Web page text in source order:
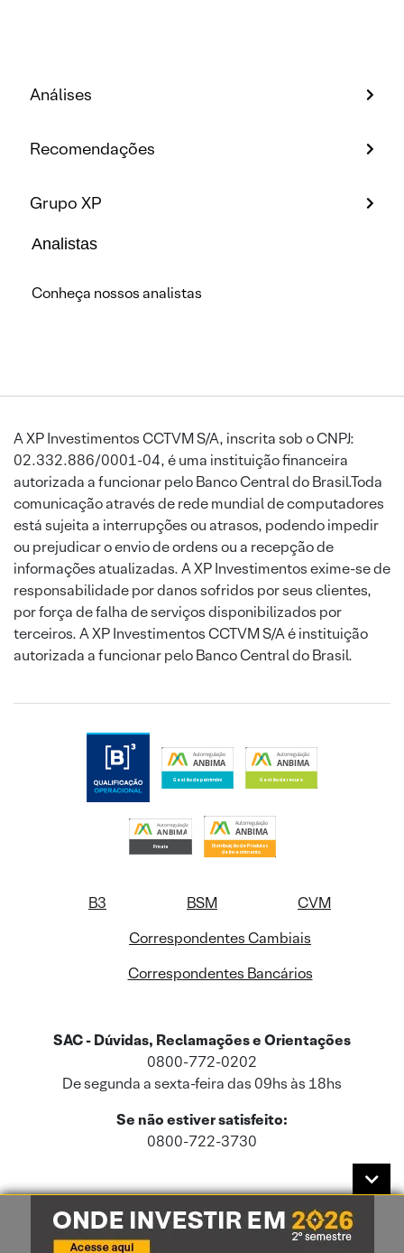
Análises
Recomendações
Grupo XP
Analistas
Conheça nossos analistas
A XP Investimentos CCTVM S/A, inscrita sob o CNPJ:
02.332.886/0001-04, é uma instituição financeira
autorizada a funcionar pelo Banco Central do Brasil.Toda
comunicação através de rede mundial de computadores
está sujeita a interrupções ou atrasos, podendo impedir
ou prejudicar o envio de ordens ou a recepção de
informações atualizadas. A XP Investimentos exime-se de
responsabilidade por danos sofridos por seus clientes,
por força de falha de serviços disponibilizados por
terceiros. A XP Investimentos CCTVM S/A é instituição
autorizada a funcionar pelo Banco Central do Brasil.
B3 BSM
CVM
Correspondentes Cambiais
Correspondentes Bancários
SAC - Dúvidas, Reclamações e Orientações
0800-772-0202
De segunda a sexta-feira das 09hs às 18hs
Se não estiver satisfeito:
0800-722-3730
Este site usa cookies e dados pessoais de acordo com a nossaPolítica de
Cookies
e a nossaPolítica de Privacidade.